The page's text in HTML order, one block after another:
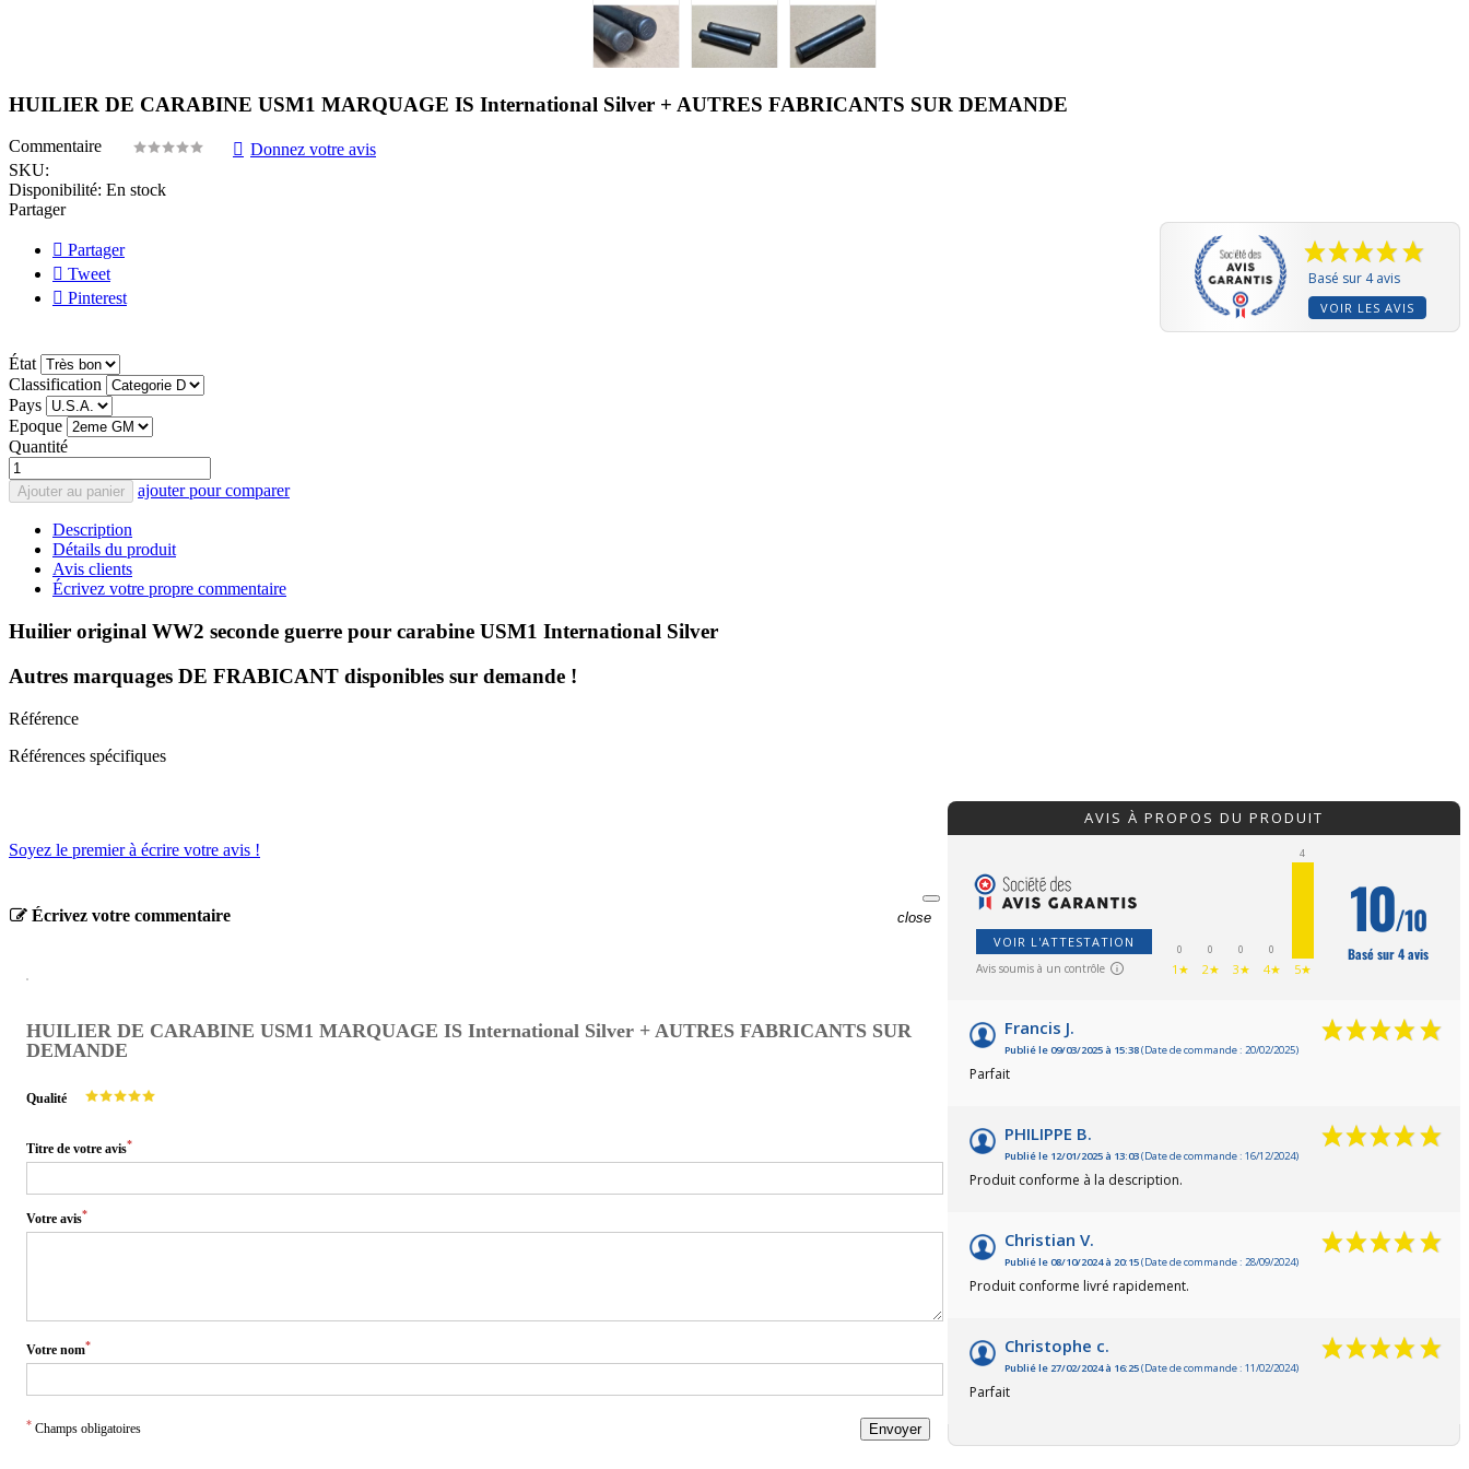
HUILIER DE CARABINE USM1 MARQUAGE IS International Silver + AUTRES FABRICANTS SUR DEMANDE
Commentaire
Donnez votre avis
SKU:
Disponibilité: En stock
Basé sur 4 avis
VOIR LES AVIS
Partager
Partager
Tweet
Pinterest
État
Classification
Pays
Epoque
Quantité
Ajouter au panier ajouter pour comparer
Description
Détails du produit
Avis clients
Écrivez votre propre commentaire
Huilier original WW2 seconde guerre pour carabine USM1 International Silver
Autres marquages DE FRABICANT disponibles sur demande !
Référence
Références spécifiques
AVIS À PROPOS DU PRODUIT
VOIR L'ATTESTATION
Avis soumis à un contrôle
0
1★
0
2★
0
3★
0
4★
4
5★
10/10
Basé sur 4 avis
Francis J.
Publié le 09/03/2025 à 15:38(Date de commande : 20/02/2025)
Parfait
PHILIPPE B.
Publié le 12/01/2025 à 13:03(Date de commande : 16/12/2024)
Produit conforme à la description.
Christian V.
Publié le 08/10/2024 à 20:15(Date de commande : 28/09/2024)
Produit conforme livré rapidement.
Christophe c.
Publié le 27/02/2024 à 16:25(Date de commande : 11/02/2024)
Parfait
Soyez le premier à écrire votre avis !
Écrivez votre commentaire close
HUILIER DE CARABINE USM1 MARQUAGE IS International Silver + AUTRES FABRICANTS SUR
DEMANDE
Qualité
Titre de votre avis*
Votre avis*
Votre nom*
* Champs obligatoires Envoyer